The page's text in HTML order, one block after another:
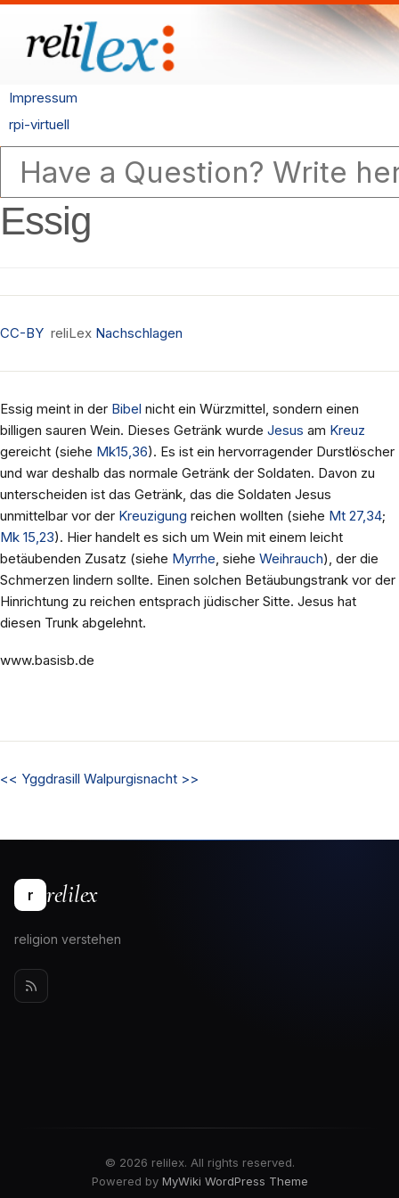
Impressum
rpi-virtuell
Essig
CC-BY reliLex Nachschlagen
Essig meint in der Bibel nicht ein Würzmittel, sondern einen
billigen sauren Wein. Dieses Getränk wurde Jesus am Kreuz
gereicht (siehe Mk15,36). Es ist ein hervorragender Durstlöscher
und war deshalb das normale Getränk der Soldaten. Davon zu
unterscheiden ist das Getränk, das die Soldaten Jesus
unmittelbar vor der Kreuzigung reichen wollten (siehe Mt 27,34;
Mk 15,23). Hier handelt es sich um Wein mit einem leicht
betäubenden Zusatz (siehe Myrrhe, siehe Weihrauch), der die
Schmerzen lindern sollte. Einen solchen Betäubungstrank vor der
Hinrichtung zu reichen entsprach jüdischer Sitte. Jesus hat
diesen Trunk abgelehnt.
www.basisb.de
<< Yggdrasill Walpurgisnacht >>
r relilex
religion verstehen
© 2026 relilex. All rights reserved.
Powered by MyWiki WordPress Theme